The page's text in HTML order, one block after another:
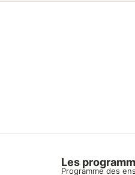
Les
Programme des